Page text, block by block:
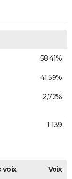
58,41%
41,59%
2,72%
1 139
voix Voix